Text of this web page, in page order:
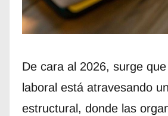
De cara al 2026, surge
laboral está atravesando
estructural, donde las